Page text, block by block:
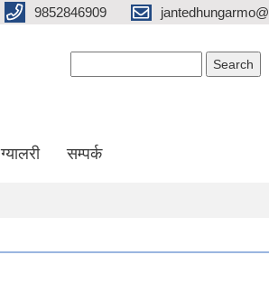
9852846909
ग्यालरी सम्पर्क